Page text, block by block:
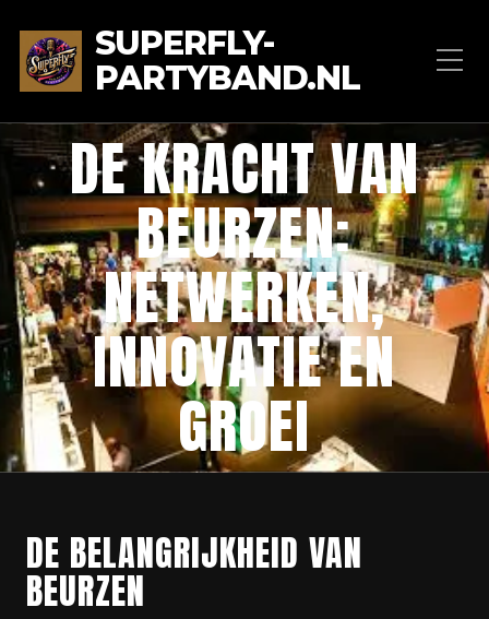
SUPERFLY-
PARTYBAND.NL
DE KRACHT VAN
BEURZEN:
NETWERKEN,
INNOVATIE EN
GROEI
DE BELANGRIJKHEID VAN
BEURZEN